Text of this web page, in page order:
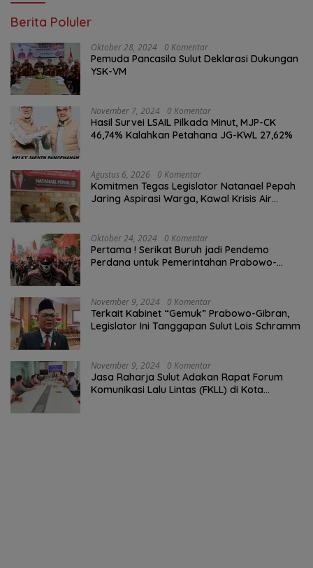
Berita Poluler
Oktober 28, 2024 0 Komentar
Pemuda Pancasila Sulut Deklarasi Dukungan
YSK-VM
November 7, 2024 0 Komentar
Hasil Survei LSAIL Pilkada Minut, MJP-CK
46,74% Kalahkan Petahana JG-KWL 27,62%
Agustus 6, 2026 0 Komentar
Komitmen Tegas Legislator Natanael Pepah
Jaring Aspirasi Warga, Kawal Krisis Air
Oktober 24, 2024 0 Komentar
Pertama ! Serikat Buruh jadi Pendemo
Perdana untuk Pemerintahan Prabowo-
November 9, 2024 0 Komentar
Terkait Kabinet “Gemuk” Prabowo-Gibran,
Legislator Ini Tanggapan Sulut Lois Schramm
November 9, 2024 0 Komentar
Jasa Raharja Sulut Adakan Rapat Forum
Komunikasi Lalu Lintas (FKLL) di Kota